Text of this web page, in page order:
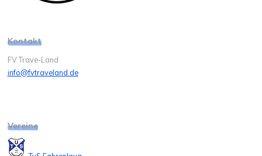
Kontakt
FV Trave-Land
info@fvtraveland.de
Vereine